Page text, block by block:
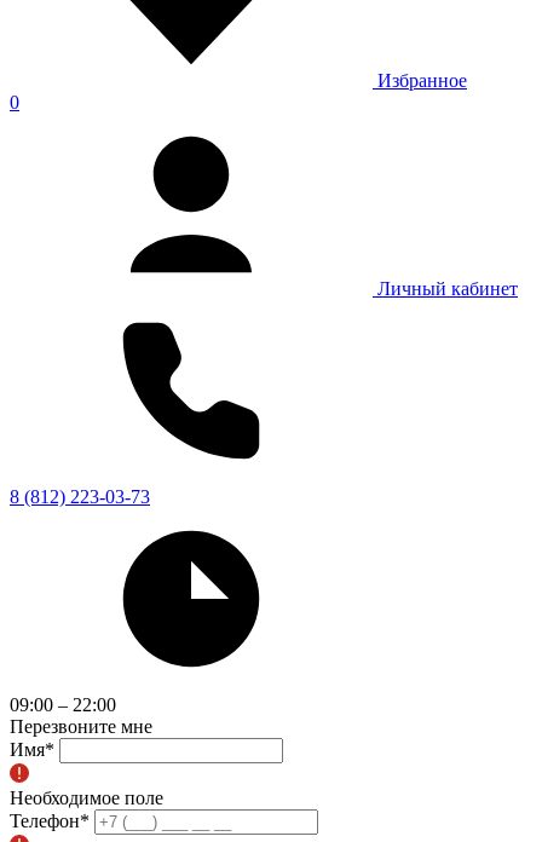
Избранное
0
Личный кабинет
8 (812) 223-03-73
09:00 – 22:00
Перезвоните мне
Имя*
Необходимое поле
Телефон*